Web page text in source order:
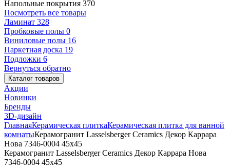
Напольные покрытия 370
Посмотреть все товары
Ламинат 328
Пробковые полы 0
Виниловые полы 16
Паркетная доска 19
Подложки 6
Вернуться обратно
Каталог товаров
Акции
Новинки
Бренды
3D-дизайн
ГлавнаяКерамическая плиткаКерамическая плитка для ванной
комнатыКерамогранит Lasselsberger Ceramics Декор Каррара
Нова 7346-0004 45х45
Керамогранит Lasselsberger Ceramics Декор Каррара Нова
7346-0004 45х45